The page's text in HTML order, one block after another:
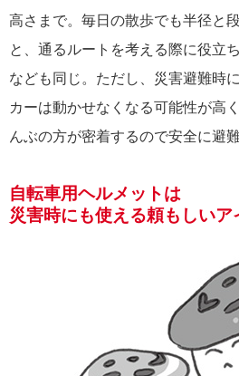
高さまで。毎日の散歩でも半径と
と、通るルートを考える際に役立
なども同じ。ただし、災害避難時
カーは動かせなくなる可能性が高
んぶの方が密着するので安全に避
自転車用ヘルメットは
災害時にも使える頼もしいア